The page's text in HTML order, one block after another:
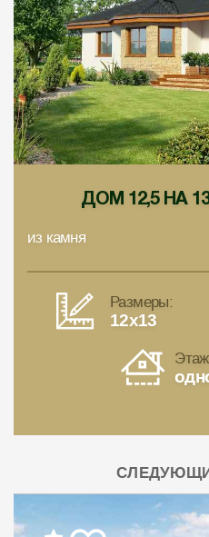
ДОМ 12,5 НА
из камня
Размеры:
12x13